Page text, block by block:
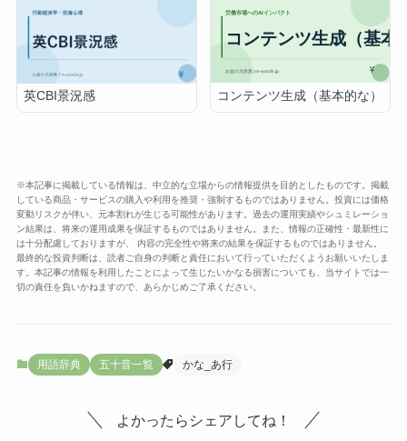
英CBI景況感 コンテンツ生成（基本的な）
※本記事に掲載している情報は、中立的な立場からの情報提供を目的としたものです。掲載
している商品・サービスの購入や利用を推奨・強制するものではありません。投資には価格
変動リスクが伴い、元本割れが生じる可能性があります。過去の運用実績やシュミレーショ
ン結果は、将来の運用成果を保証するものではありません。また、情報の正確性・最新性に
は十分配慮しておりますが、 内容の完全性や将来の結果を保証するものではありません。
最終的な投資判断は、読者ご自身の判断と責任において行っていただくようお願いいたしま
す。本記事の情報を利用したことによって生じたいかなる損害についても、当サイトでは一
切の責任を負いかねますので、あらかじめご了承ください。
用語辞典 五十音一覧 かな_あ行
よかったらシェアしてね！